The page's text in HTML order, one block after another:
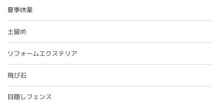
夏季休業
土留め
リフォームエクステリア
飛び石
目隠しフェンス